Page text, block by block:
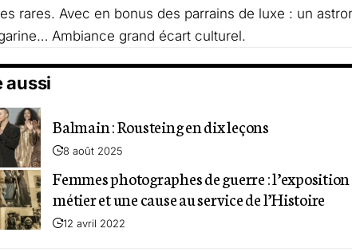
rares. Avec en bonus des parrains de luxe : un
Ambiance grand écart culturel.
aussi
Balmain : Rousteing en dix leçons
8 août 2025
Femmes photographes de guerre :
métier et une cause au service de l’Histoire
12 avril 2022